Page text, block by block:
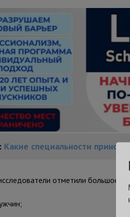
Какие специальности
отметили большое